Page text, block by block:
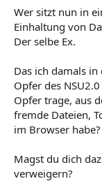
Wer sitzt nun in
Einhaltung von
Der selbe Ex.
Das ich damals
Opfer des
Opfer trage, aus
fremde Dateien,
im Browser
Magst du dich
verweigern?